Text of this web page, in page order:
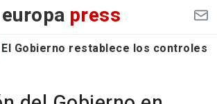
europa press
El Gobierno restablece los